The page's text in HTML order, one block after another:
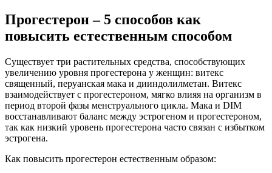
Прогестерон – 5 способов как
повысить естественным способом
Существует три растительных средства, способствующих
увеличению уровня прогестерона у женщин: витекс
священный, перуанская мака и дииндолилметан. Витекс
взаимодействует с прогестероном, мягко влияя на организм в
период второй фазы менструального цикла. Мака и DIM
восстанавливают баланс между эстрогеном и прогестероном,
так как низкий уровень прогестерона часто связан с избытком
эстрогена.
Как повысить прогестерон естественным образом: